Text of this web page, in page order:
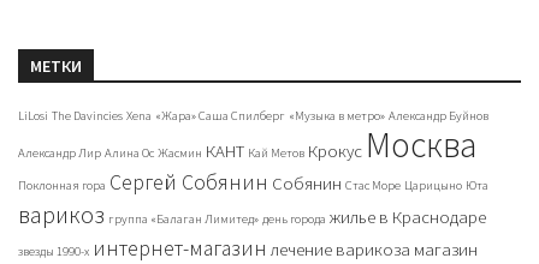
МЕТКИ
LiLosi The Davincies Xena «Жара» Саша Спилберг «Музыка в метро» Александр Буйнов
Александр Лир Алина Ос Жасмин КАНТ Кай Метов Крокус Москва
Поклонная гора Сергей Собянин Собянин Стас Море Царицыно Юта
варикоз группа «Балаган Лимитед» день города жилье в Краснодаре
звезды 1990-х интернет-магазин лечение варикоза магазин